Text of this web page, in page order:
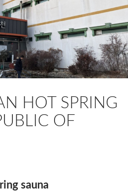
HOT SPRING
OF
sauna